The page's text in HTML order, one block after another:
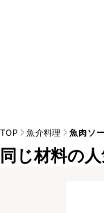
TOP 魚介料理 魚肉ソ
同じ材料の